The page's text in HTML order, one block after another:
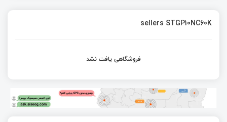
sellers STGP10NC60K
فروشگاهی یافت نشد